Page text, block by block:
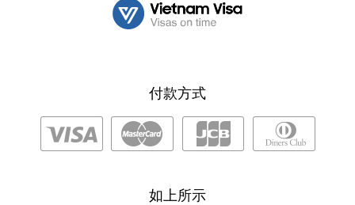
付款方式
如上所示